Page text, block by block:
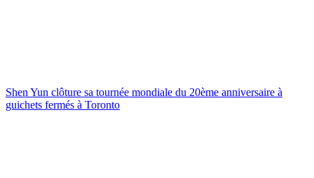
Shen Yun clôture sa tournée mondiale du 20ème anniversaire à
guichets fermés à Toronto